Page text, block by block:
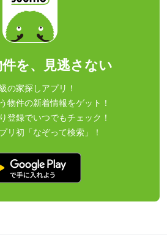
を、見逃さない
の家探しアプリ！
物件の新着情報をゲット！
登録でいつでもチェック！
リ初「なぞって検索」！